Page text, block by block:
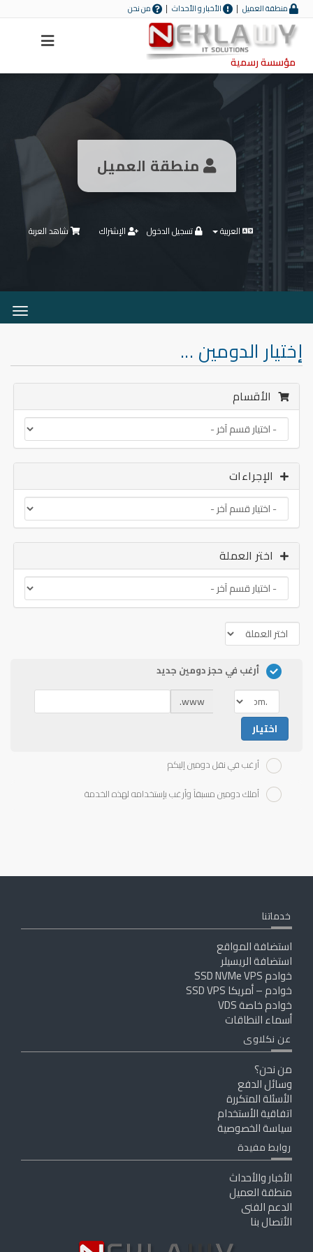
منطقة العميل الأخبار و الأحداث من نحن
مؤسسة رسمية
منطقة العميل
العربية تسجيل الدخول الإشتراك شاهد العربة
تبديل
إختيار الدومين ...
الأقسام
الإجراءات
اختر العملة
أرغب في حجز دومين جديد
www.
اختيار
أرغب في نقل دومين إليكم
أملك دومين مسبقاً وأرغب بإستخدامه لهذه الخدمة
خدماتنا
استضافة المواقع
استضافة الريسيلر
خوادم SSD NVMe VPS
خوادم – أمريكا SSD VPS
خوادم خاصة VDS
أسماء النطاقات
عن نكلاوى
من نحن؟
وسائل الدفع
الأسئلة المتكررة
اتفاقية الأستخدام
سياسة الخصوصية
روابط مفيدة
الأخبار والأحداث
منطقة العميل
الدعم الفنى
الأتصال بنا